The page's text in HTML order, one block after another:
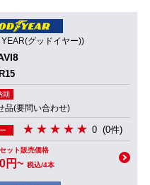
グッドイヤー))
期
品(要問い合わせ)
0 (0件)
ット販売価格
円~ 税込/4本